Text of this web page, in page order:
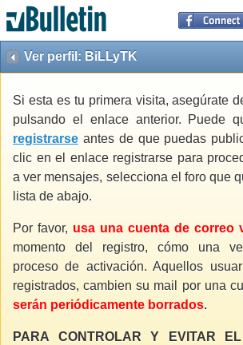
Ver perfil: BiLLyTK
Si esta es tu primera visita, asegúrate
pulsando el enlace anterior. Puede
registrarse antes de que puedas
clic en el enlace registrarse para
a ver mensajes, selecciona el foro que
lista de abajo.
Por favor, usa una cuenta de correo
momento del registro, cómo una
proceso de activación. Aquellos
registrados, cambien su mail por una
serán periódicamente borrados.
PARA CONTROLAR Y EVITAR